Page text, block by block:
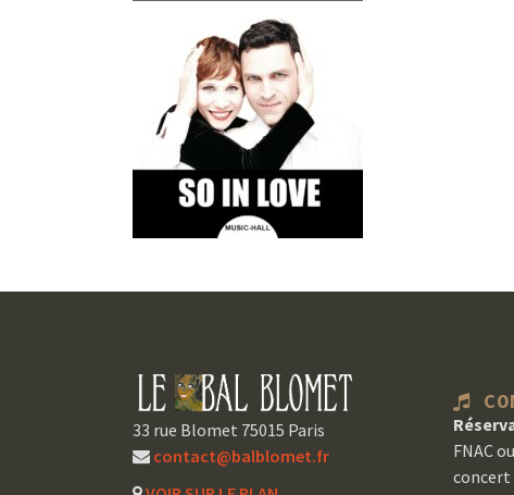
33 rue Blomet 75015 Paris
contact@balblomet.fr
FNAC
concert